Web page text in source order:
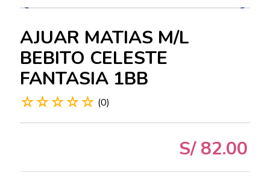
AJUAR MATIAS M/L
BEBITO CELESTE
FANTASIA 1BB
☆☆☆☆☆ (0)
S/ 82.00